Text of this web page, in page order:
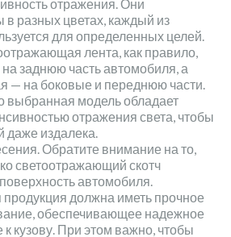
отражения. Они
в разных цветах, каждый из
для определенных целей.
лента, как правило,
на заднюю часть автомобиля, а
— на боковые и переднюю части.
выбранная модель обладает
отражения света, чтобы
даже издалека.
Обратите внимание на то,
светоотражающий скотч
автомобиля.
продукция должна иметь прочное
обеспечивающее надежное
кузову. При этом важно, чтобы